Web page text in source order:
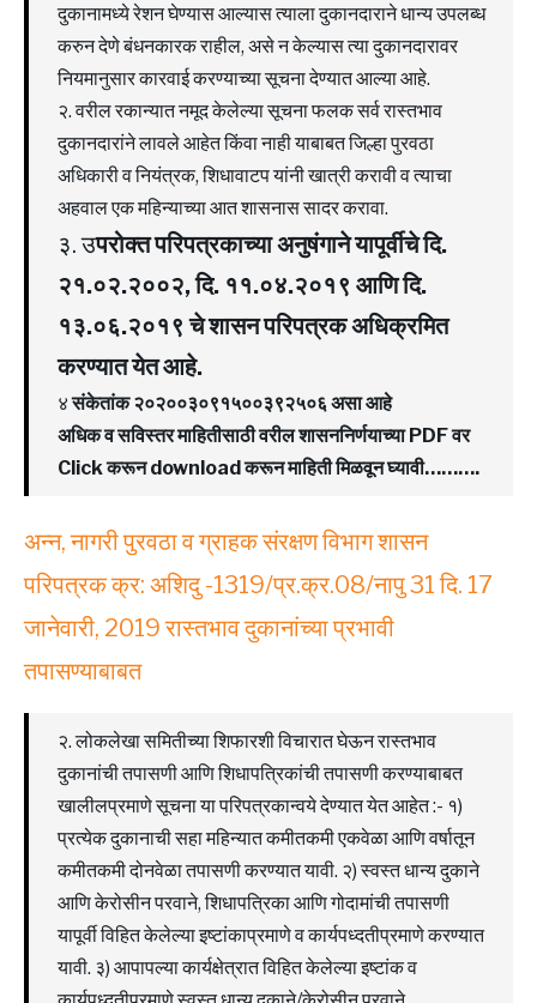
दुकानामध्ये रेशन घेण्यास आल्यास त्याला दुकानदाराने धान्य उपलब्ध
करुन देणे बंधनकारक राहील, असे न केल्यास त्या दुकानदारावर
नियमानुसार कारवाई करण्याच्या सूचना देण्यात आल्या आहे.
२. वरील रकान्यात नमूद केलेल्या सूचना फलक सर्व रास्तभाव
दुकानदारांने लावले आहेत किंवा नाही याबाबत जिल्हा पुरवठा
अधिकारी व नियंत्रक, शिधावाटप यांनी खात्री करावी व त्याचा
अहवाल एक महिन्याच्या आत शासनास सादर करावा.
३. उपरोक्त परिपत्रकाच्या अनुषंगाने यापूर्वीचे दि.
२१.०२.२००२, दि. ११.०४.२०१९ आणि दि.
१३.०६.२०१९ चे शासन परिपत्रक अधिक्रमित
करण्यात येत आहे.
४संकेतांक २०२००३०९१५००३९२५०६ असा आहे
अधिक व सविस्तर माहितीसाठी वरील शासननिर्णयाच्या PDF वर
Click करून download करून माहिती मिळवून घ्यावी……….
अन्न, नागरी पुरवठा व ग्राहक संरक्षण विभाग शासन
परिपत्रक क्र: अशिदु -1319/प्र.क्र.08/नापु 31 दि. 17
जानेवारी, 2019 रास्तभाव दुकानांच्या प्रभावी
तपासण्याबाबत
२. लोकलेखा समितीच्या शिफारशी विचारात घेऊन रास्तभाव
दुकानांची तपासणी आणि शिधापत्रिकांची तपासणी करण्याबाबत
खालीलप्रमाणे सूचना या परिपत्रकान्वये देण्यात येत आहेत :- १)
प्रत्येक दुकानाची सहा महिन्यात कमीतकमी एकवेळा आणि वर्षातून
कमीतकमी दोनवेळा तपासणी करण्यात यावी. २) स्वस्त धान्य दुकाने
आणि केरोसीन परवाने, शिधापत्रिका आणि गोदामांची तपासणी
यापूर्वी विहित केलेल्या इष्टांकाप्रमाणे व कार्यपध्दतीप्रमाणे करण्यात
यावी. ३) आपापल्या कार्यक्षेत्रात विहित केलेल्या इष्टांक व